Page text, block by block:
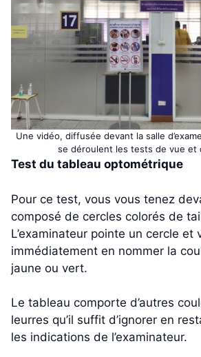
Une vidéo, diffusée devant la salle
se déroulent les tests de vue et
Test du tableau optométrique
Pour ce test, vous vous tenez
composé de cercles colorés de
L’examinateur pointe un cercle et
immédiatement en nommer la
jaune ou vert.
Le tableau comporte d’autres
leurres qu’il suffit d’ignorer en
les indications de l’examinateur.